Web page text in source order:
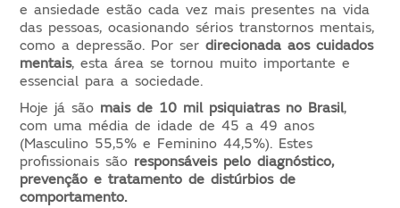
e ansiedade estão cada vez mais presentes na vida
das pessoas, ocasionando sérios transtornos mentais,
como a depressão. Por serdirecionada aos cuidados
mentais, esta área se tornou muito importante e
essencial para a sociedade.
Hoje já são mais de 10 mil psiquiatras no Brasil,
com uma média de idade de 45 a 49 anos
(Masculino 55,5% e Feminino 44,5%). Estes
profissionais são responsáveis pelo diagnóstico,
prevenção e tratamento de distúrbios de
comportamento.